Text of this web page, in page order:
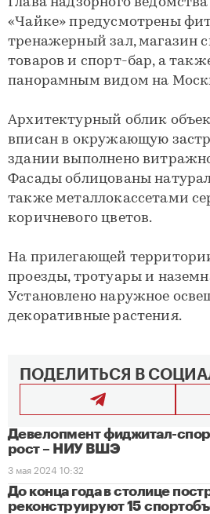
«Чайке» предусмотрены
тренажерный зал, магазин
товаров и спорт-бар, а
панорамным видом на
Архитектурный облик
вписан в окружающую
здании выполнено
Фасады облицованы
также металлокассетами
коричневого цветов.
На прилегающей
проезды, тротуары и
Установлено наружное
декоративные растения.
ПОДЕЛИТЬСЯ В
Девелопмент фиджитал-
рост – НИУ ВШЭ
3 мая 2024 10:32
До конца года в столице
реконструируют 15